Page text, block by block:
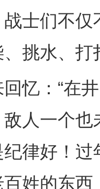
士们不
挑水、打
：“在井
人一个
律好！
姓的东